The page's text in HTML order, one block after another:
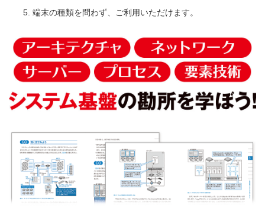
端末の種類を問わず、ご利用いただけます。